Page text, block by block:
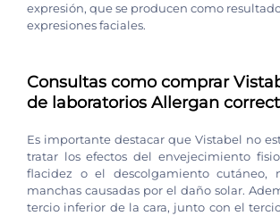
expresión, que se producen como
expresiones faciales.
Consultas como comprar
de laboratorios Allergan
Es importante destacar que Vistabel no
tratar los efectos del envejecimiento
flacidez o el descolgamiento cutáneo,
manchas causadas por el daño solar.
tercio inferior de la cara, junto con el